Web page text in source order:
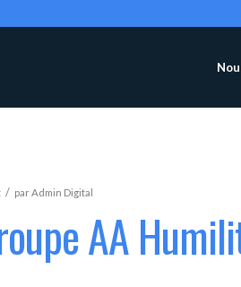
/ parAdmin Digital
AA